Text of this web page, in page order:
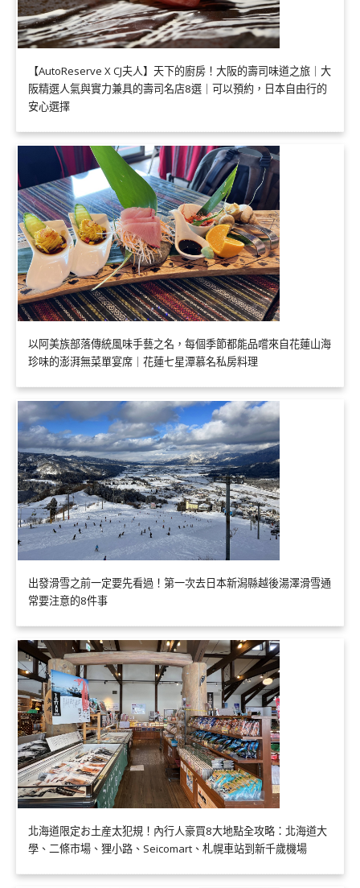
【AutoReserve X CJ夫人】天下的廚房！大阪的壽司味道之旅｜大
阪精選人氣與實力兼具的壽司名店8選｜可以預約，日本自由行的
安心選擇
以阿美族部落傳統風味手藝之名，每個季節都能品嚐來自花蓮山海
珍味的澎湃無菜單宴席｜花蓮七星潭慕名私房料理
出發滑雪之前一定要先看過！第一次去日本新潟縣越後湯澤滑雪通
常要注意的8件事
北海道限定お土産太犯規！內行人豪買8大地點全攻略：北海道大
學、二條市場、狸小路、Seicomart、札幌車站到新千歲機場